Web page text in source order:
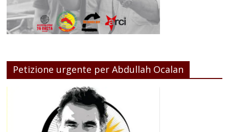
Petizione urgente per Abdullah Ocalan